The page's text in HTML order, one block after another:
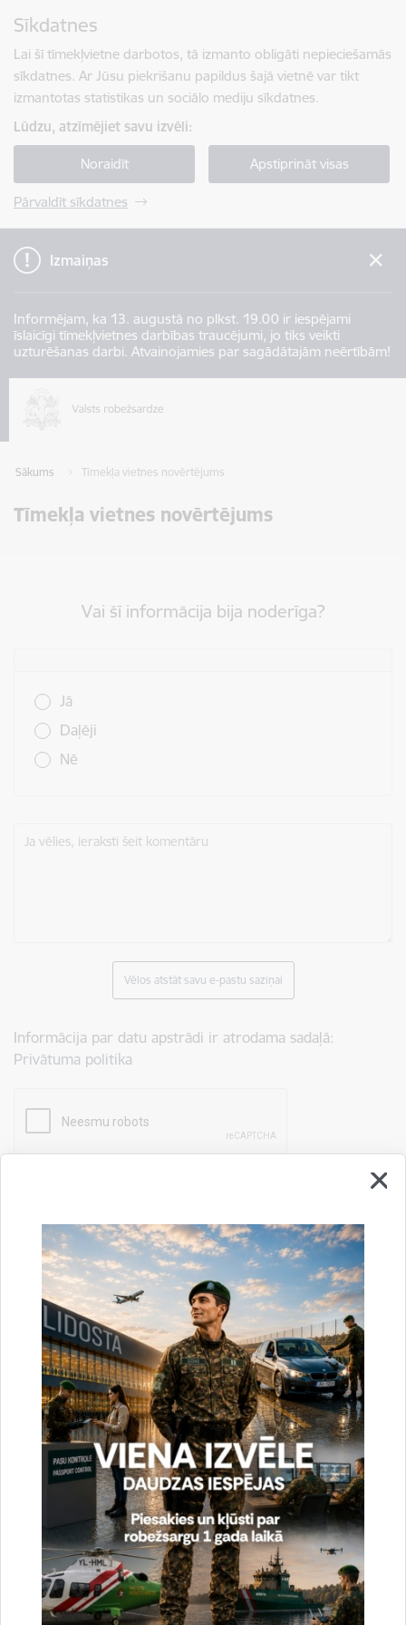
Sīkdatnes
Lai šī tīmekļvietne darbotos, tā izmanto obligāti nepieciešamās
sīkdatnes. Ar Jūsu piekrišanu papildus šajā vietnē var tikt
izmantotas statistikas un sociālo mediju sīkdatnes.
Lūdzu, atzīmējiet savu izvēli:
Noraidīt Apstiprināt visas
Pārvaldīt sīkdatnes
Izmaiņas
Informējam, ka 13. augustā no plkst. 19.00 ir iespējami
īslaicīgi tīmekļvietnes darbības traucējumi, jo tiks veikti
uzturēšanas darbi. Atvainojamies par sagādātajām neērtībām!
Sākums Tīmekļa vietnes novērtējums
Tīmekļa vietnes novērtējums
Vai šī informācija bija noderīga?
Jā
Daļēji
Nē
Ja vēlies, ieraksti šeit komentāru
Vēlos atstāt savu e-pastu saziņai
Informācija par datu apstrādi ir atrodama sadaļā:
Privātuma politika
Drukāt lapu
Vai šī informācija bija noderīga?